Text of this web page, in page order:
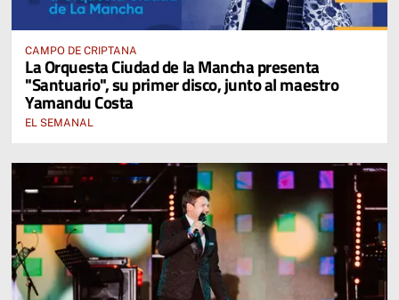
CAMPO DE CRIPTANA
La Orquesta Ciudad de la Mancha presenta
"Santuario", su primer disco, junto al maestro
Yamandu Costa
EL SEMANAL